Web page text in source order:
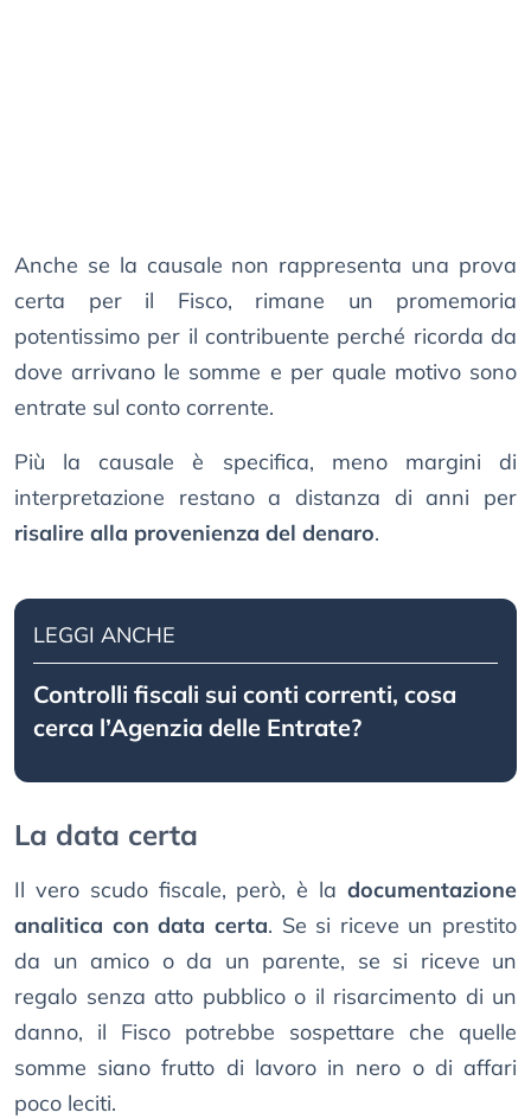
Anche se la causale non rappresenta una prova
certa per il Fisco, rimane un promemoria
potentissimo per il contribuente perché ricorda da
dove arrivano le somme e per quale motivo sono
entrate sul conto corrente.
Più la causale è specifica, meno margini di
interpretazione restano a distanza di anni per
risalire alla provenienza del denaro.
LEGGI ANCHE
Controlli fiscali sui conti correnti, cosa
cerca l’Agenzia delle Entrate?
La data certa
Il vero scudo fiscale, però, è la documentazione
analitica con data certa. Se si riceve un prestito
da un amico o da un parente, se si riceve un
regalo senza atto pubblico o il risarcimento di un
danno, il Fisco potrebbe sospettare che quelle
somme siano frutto di lavoro in nero o di affari
poco leciti.